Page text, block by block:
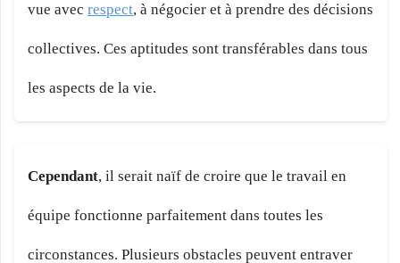
vue avec respect, à négocier et à prendre des décisions
collectives. Ces aptitudes sont transférables dans tous
les aspects de la vie.
Cependant, il serait naïf de croire que le travail en
équipe fonctionne parfaitement dans toutes les
circonstances. Plusieurs obstacles peuvent entraver